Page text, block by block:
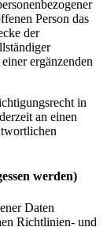
Person das
der
ergänzenden
in
an einen
werden)
Daten
Richtlinien- und